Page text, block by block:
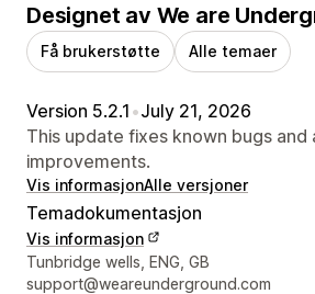
Designet av We are
Få brukerstøtte Alle temaer
Version 5.2.1 •July 21, 2026
This update fixes known bugs and
improvements.
Vis informasjonAlle versjoner
Temadokumentasjon
Vis informasjon
Designerens kontaktinfo
Tunbridge wells, ENG, GB
support@weareunderground.com